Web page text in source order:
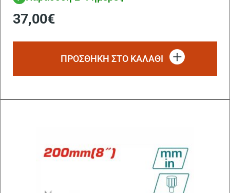
37,00€
ΠΡΟΣΘΗΚΗ ΣΤΟ ΚΑΛΑΘΙ